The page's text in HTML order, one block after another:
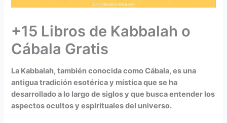
+15 Libros de Kabbalah o
Cábala Gratis
La Kabbalah, también conocida como Cábala, es una
antigua tradición esotérica y mística que se ha
desarrollado a lo largo de siglos y que busca entender los
aspectos ocultos y espirituales del universo.